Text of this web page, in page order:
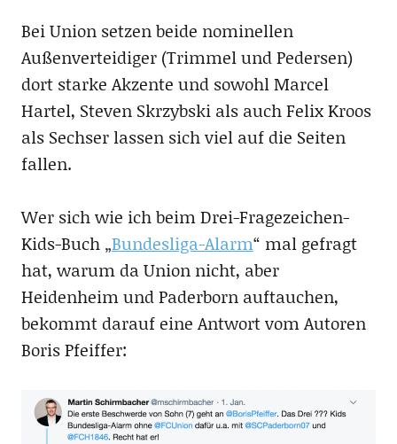
Bei Union setzen beide nominellen
Außenverteidiger (Trimmel und Pedersen)
dort starke Akzente und sowohl Marcel
Hartel, Steven Skrzybski als auch Felix Kroos
als Sechser lassen sich viel auf die Seiten
fallen.
Wer sich wie ich beim Drei-Fragezeichen-
Kids-Buch „Bundesliga-Alarm“ mal gefragt
hat, warum da Union nicht, aber
Heidenheim und Paderborn auftauchen,
bekommt darauf eine Antwort vom Autoren
Boris Pfeiffer: